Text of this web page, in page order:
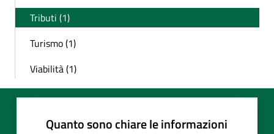
Tributi (1)
Turismo (1)
Viabilità (1)
Quanto sono chiare le informazioni